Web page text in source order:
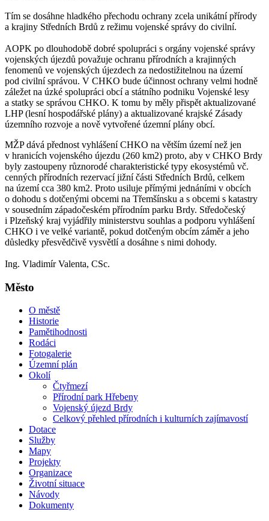
Tím se dosáhne hladkého přechodu ochrany zcela unikátní přírody
a krajiny Středních Brdů z režimu vojenské správy do civilní.
AOPK po dlouhodobě dobré spolupráci s orgány vojenské správy
vojenských újezdů považuje ochranu přírodních a krajinných
fenomenů ve vojenských újezdech za nedostižitelnou na území
pod civilní správou. V CHKO bude účinnost ochrany velmi hodně
záležet na úzké spolupráci obcí a státního podniku Vojenské lesy
a statky se správou CHKO. K tomu by měly přispět aktualizované
LHP (lesní hospodářské plány) a aktualizované krajské Zásady
územního rozvoje a nově vytvořené územní plány obcí.
MŽP dává přednost vyhlášení CHKO na větším území než jen
v hranicích vojenského újezdu (260 km2) proto, aby v CHKO Brdy
byly zastoupeny různorodé charakteristické typy ekosystémů vč.
cenných přírodních rezervací jižní části Středních Brdů, celkem
na území cca 380 km2. Proto usiluje přímými jednáními v obcích
o dohodu s dotčenými obcemi na Třemšínsku a s obcemi s katastry
v sousedním západočeském přírodním parku Brdy. Středočeský
i Plzeňský kraj vyjádřily ministerstvu souhlas a podporu vyhlášení
CHKO i ve velké variantě, pokud dotčeným obcím záměr a jeho
důsledky přesvědčivě vysvětlí a dosáhne s nimi dohody.
Ing. Vladimír Valenta, CSc.
Město
O městě
Historie
Pamětihodnosti
Rodáci
Fotogalerie
Územní plán
Okolí
Čtyřmezí
Přírodní park Hřebeny
Vojenský újezd Brdy
Celkový přehled přírodních i kulturních zajímavostí
Dotace
Služby
Mapy
Projekty
Organizace
Životní situace
Návody
Dokumenty